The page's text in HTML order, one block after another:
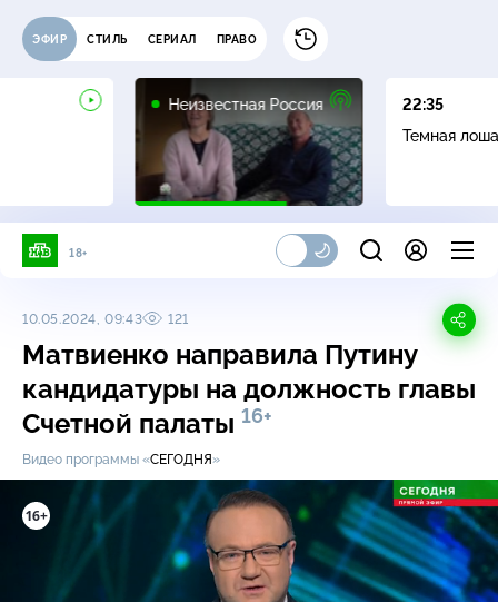
ЭФИР СТИЛЬ СЕРИАЛ ПРАВО
Неизвестная Россия
6+
22:35
Темная
18+
10.05.2024, 09:43 121
Матвиенко направила Путину
кандидатуры на должность главы
Счетной палаты 16+
Видео программы «СЕГОДНЯ»
16+